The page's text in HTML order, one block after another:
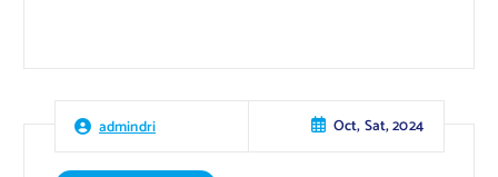
admindri Oct, Sat, 2024